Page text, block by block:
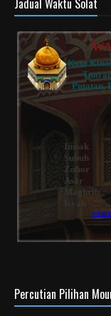
Jadual Waktu Solat
Percutian Pilihan